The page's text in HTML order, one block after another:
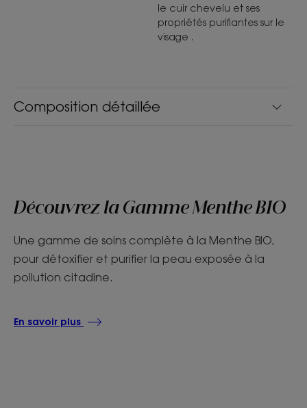
Composition détaillée
le cuir chevelu et ses
propriétés purifiantes sur le
visage .
Découvrez la Gamme Menthe BIO
Une gamme de soins complète à la Menthe BIO,
pour détoxifier et purifier la peau exposée à la
pollution citadine.
En savoir plus